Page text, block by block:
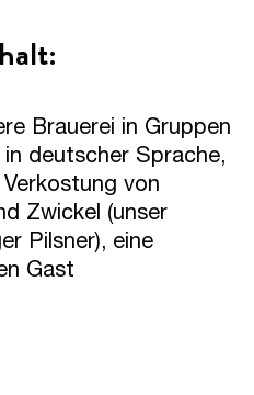
Brauerei in Gruppen
deutscher Sprache,
von
Zwickel (unser
Pilsner), eine
Gast